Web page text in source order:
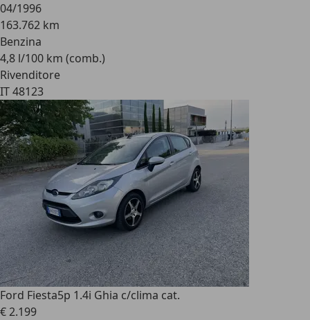
04/1996
163.762 km
Benzina
4,8 l/100 km (comb.)
Rivenditore
IT 48123
Ford Fiesta5p 1.4i Ghia c/clima cat.
€ 2.199